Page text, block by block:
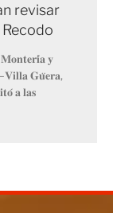
revisar
𝐲
𝐆𝐮̈𝐞𝐫𝐚,
𝐚 𝐥𝐚𝐬